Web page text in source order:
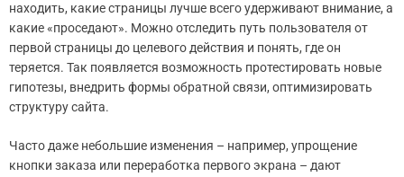
находить, какие страницы лучше всего удерживают внимание, а
какие «проседают». Можно отследить путь пользователя от
первой страницы до целевого действия и понять, где он
теряется. Так появляется возможность протестировать новые
гипотезы, внедрить формы обратной связи, оптимизировать
структуру сайта.
Часто даже небольшие изменения – например, упрощение
кнопки заказа или переработка первого экрана – дают